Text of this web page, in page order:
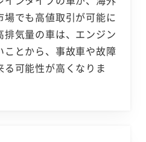
でも高値取引が可能に
気量の車は、エンジン
ことから、事故車や故障
可能性が高くなりま